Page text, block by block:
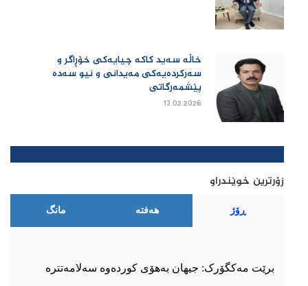
خاڵە سەید کاکە چیایەکی خۆڕاگر و
سەرکردەیەکی مەیدانی و نیو سەدە
پێشمەرگاتی
13.02.2026
زۆرترین خوێندراو
ڕۆژ هەفتە مانگ
برێت مەکگۆرک: جیهان بەهۆی کوردەوە سەلامەتترە